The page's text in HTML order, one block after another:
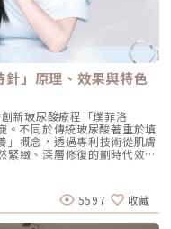
廓之間畫出水平線，再從瞳
能有效改善法令紋，飽滿面中
1 公分處。是收緊臉部外側
： 在下巴中軸線的三分之一
以修飾木偶紋，改善嘴角下
分處。幫助拉緊腮幫子多餘
最適合 Profhilo 逆時針？
僅是因為它的成分純淨，
。它不靠體積填充，而是透過
下四個部位是我在臨床運用
誘導這是 Profhilo 的核心應
積支撐」的邏輯完全不同，
準的 BAP（Bio Aesthetic
重塑，優化張力。 鼻翼瞳孔
視覺感。 耳廓下前緣：強化
交界：改善嘴角周圍的鬆
彈力蛋白新生，收緊下頷邊
」原理、效果與特色
新玻尿酸療程「璞菲洛
不同於傳統玻尿酸著重於填
」概念，透過專利技術從肌膚
緊緻、深層修復的劃時代效
象大使，迅速成為市場焦
原理、五大特色到適合對象
力！ 璞菲洛Profhilo是什
IBSA研發，正式名稱為「高
部核准，俗稱為「逆時針」。
5597 收藏